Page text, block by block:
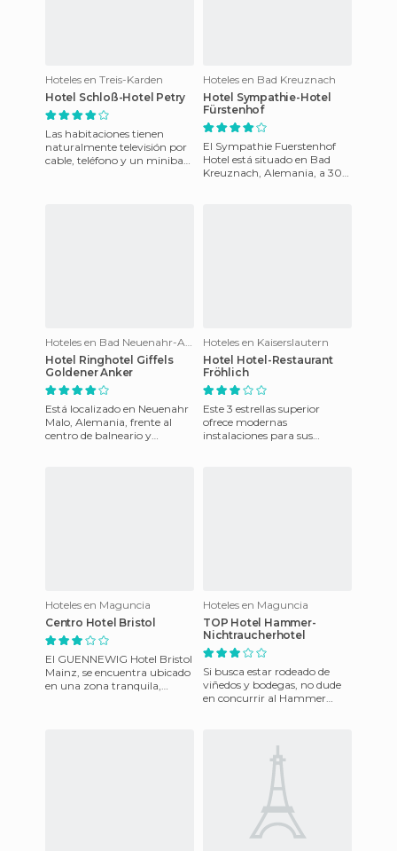
Hoteles en Treis-Karden
Hotel Schloß-Hotel Petry
Las habitaciones tienen
naturalmente televisión por
cable, teléfono y un minibar.
Hoteles en Bad Kreuznach
Hotel Sympathie-Hotel
Fürstenhof
El Sympathie Fuerstenhof
Hotel está situado en Bad
Kreuznach, Alemania, a 300
Hotel Ringhotel Giffels
Goldener Anker
Está localizado en Neuenahr
Malo, Alemania, frente al
centro de balneario y
Hoteles en Kaiserslautern
Hotel Hotel-Restaurant
Fröhlich
Este 3 estrellas superior
ofrece modernas
instalaciones para sus
Hoteles en Maguncia
Centro Hotel Bristol
El GUENNEWIG Hotel Bristol
Mainz, se encuentra ubicado
en una zona tranquila,
Hoteles en Maguncia
TOP Hotel Hammer-
Nichtraucherhotel
Si busca estar rodeado de
viñedos y bodegas, no dude
en concurrir al Hammer